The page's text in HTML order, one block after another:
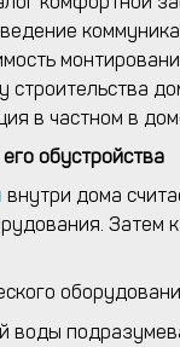
строительства
в частном в
обустройства
внутри дома
воды